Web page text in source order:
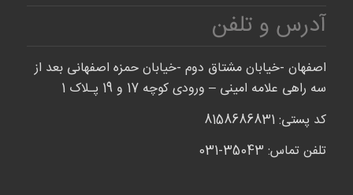
آدرس و تلفن
اصفهان -خیابان مشتاق دوم -خیابان حمزه اصفهانی بعد از
سه راهی علامه امینی – ورودی کوچه 17 و 19 پـلاک 1
کد پستی: 8158686831
تلفن تماس: 35043-031